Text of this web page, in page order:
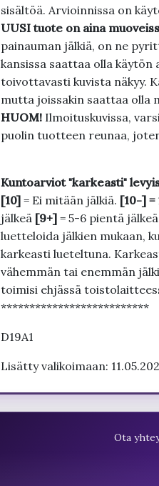
sisältöä. Arvioinnissa on
UUSI tuote on aina
painauman jälkiä, on ne
kansissa saattaa olla käytön
toivottavasti kuvista näkyy.
mutta joissakin saattaa olla
HUOM!Ilmoituskuvissa,
puolin tuotteen reunaa,
Kuntoarviot "karkeasti"
[10]= Ei mitään jälkiä. [10-] =
jälkeä [9+]= 5-6 pientä
luetteloida jälkien mukaan,
karkeasti lueteltuna.
vähemmän tai enemmän
toimisi ehjässä
**************************
D19A1
Lisätty valikoimaan:
Ota